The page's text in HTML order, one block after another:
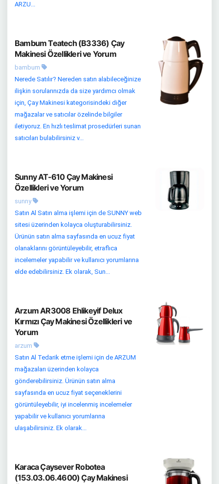
ARZU...
Bambum Teatech (B3336) Çay
Makinesi Özellikleri ve Yorum
bambum
Nerede Satılır? Nereden satın alabileceğinize
ilişkin sorularınızda da size yardımcı olmak
için, Çay Makinesi kategorisindeki diğer
mağazalar ve satıcılar özelinde bilgiler
iletiyoruz. En hızlı teslimat prosedürleri sunan
satıcıları bulabilirsiniz v...
Sunny AT-610 Çay Makinesi
Özellikleri ve Yorum
sunny
Satın Al Satın alma işlemi için de SUNNY web
sitesi üzerinden kolayca oluşturabilirsiniz.
Ürünün satın alma sayfasında en ucuz fiyat
olanaklarını görüntüleyebilir, etraflıca
incelemeler yapabilir ve kullanıcı yorumlarına
elde edebilirsiniz. Ek olarak, Sun...
Arzum AR3008 Ehlikeyif Delux
Kırmızı Çay Makinesi Özellikleri ve
Yorum
arzum
Satın Al Tedarik etme işlemi için de ARZUM
mağazaları üzerinden kolayca
gönderebilirsiniz. Ürünün satın alma
sayfasında en ucuz fiyat seçeneklerini
görüntüleyebilir, iyi incelenmiş incelemeler
yapabilir ve kullanıcı yorumlarına
ulaşabilirsiniz. Ek olarak...
Karaca Çaysever Robotea
(153.03.06.4600) Çay Makinesi